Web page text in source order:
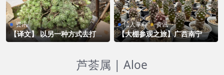
资讯
【译文】 以另一种方式去打击
非法采集
仙人掌科 资讯
【大棚参观之旅】广西南宁的
朴原植物苑-全国最大的实生块
芦荟属 | Aloe